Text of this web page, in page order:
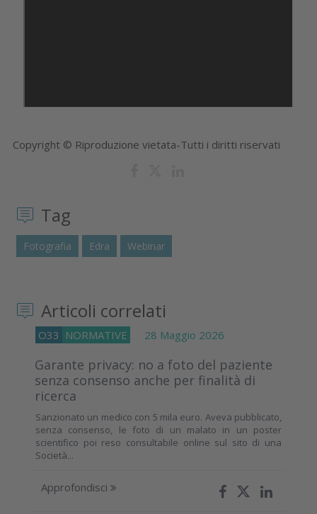
Copyright © Riproduzione vietata-Tutti i diritti riservati
Tag
Fotografia Edra Webinar
Articoli correlati
O33 NORMATIVE 28 Maggio 2026
Garante privacy: no a foto del paziente
senza consenso anche per finalità di
ricerca
Sanzionato un medico con 5 mila euro. Aveva pubblicato,
senza consenso, le foto di un malato in un poster
scientifico poi reso consultabile online sul sito di una
Società...
Approfondisci